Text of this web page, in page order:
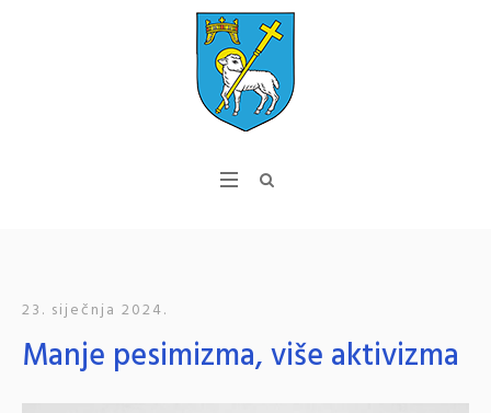
23. siječnja 2024.
Manje pesimizma, više aktivizma